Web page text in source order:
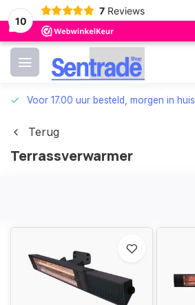
10
7 Reviews
Voor 17.00 uur besteld, morgen in huis
Terug
Terrassverwarmer